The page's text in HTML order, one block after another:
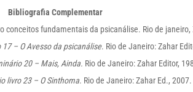
Bibliografia Complementar
conceitos fundamentais da psicanálise. Rio de janeiro,
17 – O Avesso da psicanálise. Rio de Janeiro: Zahar
20 – Mais, Ainda. Rio de Janeiro: Zahar Editor,
livro 23 – O Sinthoma. Rio de Janeiro: Zahar Ed., 2007.